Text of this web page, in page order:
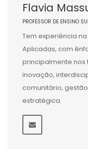
Flavia
PROFESSOR DE ENSINO
Tem experiência
Aplicadas, com
principalmente nos
inovação,
comunitário,
estratégica.